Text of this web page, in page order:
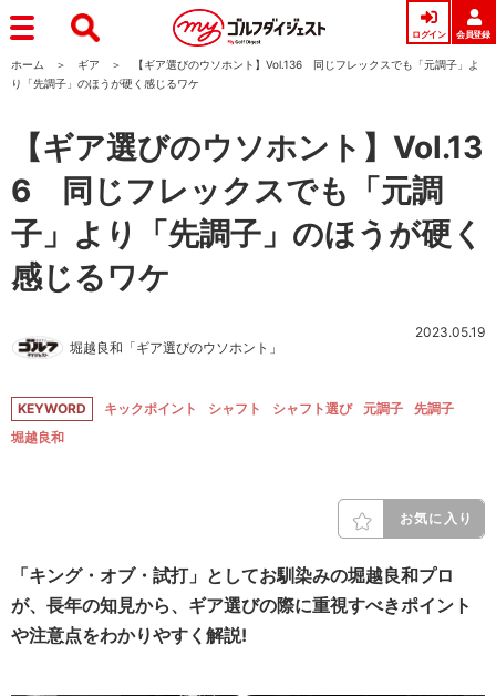
ログイン 会員登録
ホーム ギア
【ギア選びのウソホント】Vol.136 同じフレックスでも「元調子」よ
り「先調子」のほうが硬く感じるワケ
【ギア選びのウソホント】Vol.13
6 同じフレックスでも「元調
子」より「先調子」のほうが硬く
感じるワケ
堀越良和「ギア選びのウソホント」
2023.05.19
KEYWORD キックポイント シャフト シャフト選び 元調子
先調子
堀越良和
お気に入り
「キング・オブ・試打」としてお馴染みの堀越良和プロ
が、長年の知見から、ギア選びの際に重視すべきポイント
や注意点をわかりやすく解説!